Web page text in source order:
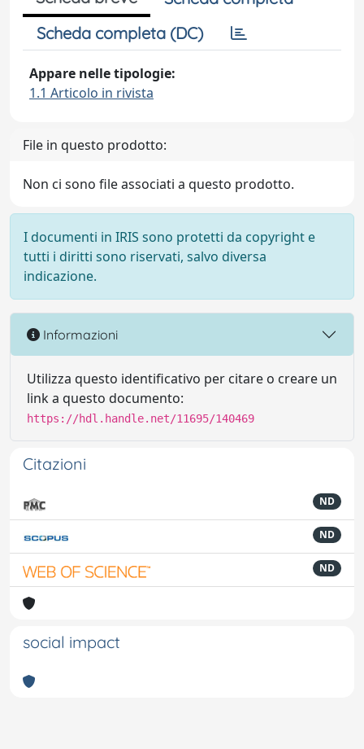
Scheda completa (DC)
Appare nelle tipologie:
1.1 Articolo in rivista
File in questo prodotto:
Non ci sono file associati a questo prodotto.
I documenti in IRIS sono protetti da copyright e
tutti i diritti sono riservati, salvo diversa
indicazione.
Informazioni
Utilizza questo identificativo per citare o creare un
link a questo documento:
https://hdl.handle.net/11695/140469
Citazioni
ND
ND
ND
social impact